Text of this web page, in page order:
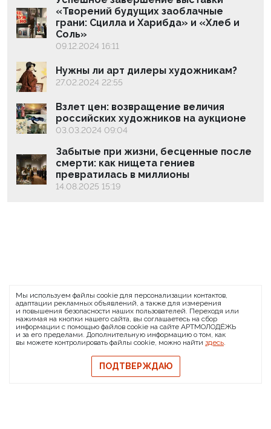
«Творений будущих заоблачные
грани: Сцилла и Харибда» и «Хлеб и
Соль»
09.12.2024 16:11
Нужны ли арт дилеры художникам?
27.02.2024 22:55
Взлет цен: возвращение величия
российских художников на аукционе
03.03.2024 09:04
Забытые при жизни, бесценные после
смерти: как нищета гениев
превратилась в миллионы
14.08.2025 15:19
О проекте FAQ
Банковские реквизиты
Сообщить о баге
© 2026 АРТМОЛОДЁЖЬ
Политика конфиденциальности
Политика обмена и возврата
Свидетельство на товарный знак
Публичная оферта
Мы используем файлы cookie для персонализации контактов,
адаптации рекламных объявлений, а также для измерения
и повышения безопасности наших пользователей. Переходя или
нажимая на кнопки нашего сайта, вы соглашаетесь на сбор
информации с помощью файлов cookie на сайте АРТМОЛОДЁЖЬ
и за его пределами. Дополнительную информацию о том, как
вы можете контролировать файлы cookie, можно найти здесь.
ПОДТВЕРЖДАЮ